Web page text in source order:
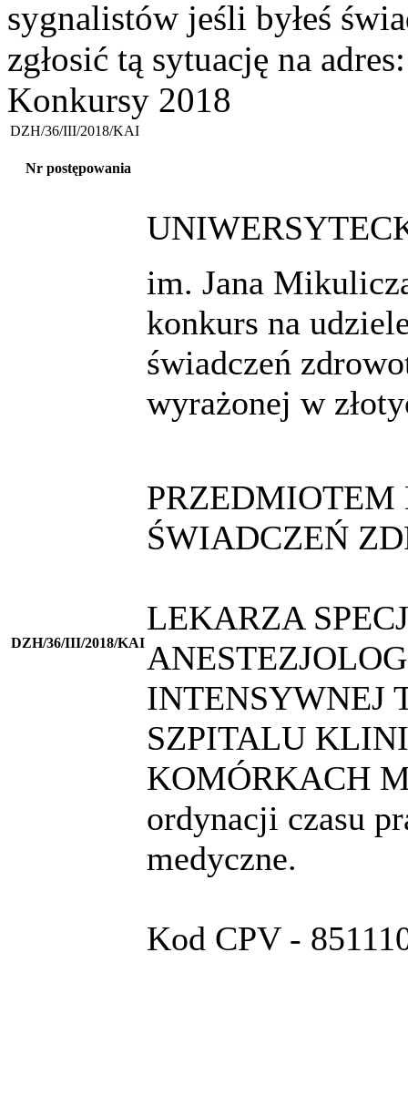
sygnalistów jeśli byłeś
zgłosić tą sytuację na
Konkursy 2018
DZH/36/III/2018/KAI
Nr postępowania
DZH/36/III/2018/KAI
im. Jana
konkurs na
świadczeń
wyrażonej w
PRZEDMIOTEM
ŚWIADCZEŃ
LEKARZA
INTENSYWNEJ
SZPITALU
KOMÓRKACH
ordynacji czasu
medyczne.
Kod CPV -